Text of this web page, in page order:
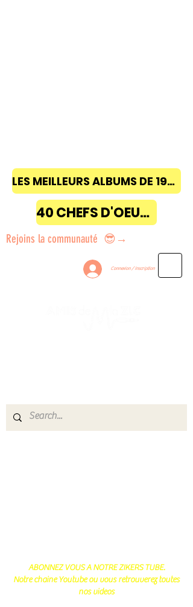
LES MEILLEURS ALBUMS DE 1968 à 2018
40 CHEFS D'OEUVRE
Rejoins la communauté 😎→
Connexion / Inscription
ABONNEZ VOUS A NOTRE ZIKERS TUBE.
Notre chaine Youtube ou vous retrouverez toutes
nos videos